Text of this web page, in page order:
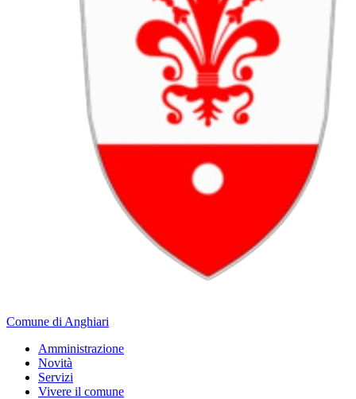
Comune di Anghiari
Amministrazione
Novità
Servizi
Vivere il comune